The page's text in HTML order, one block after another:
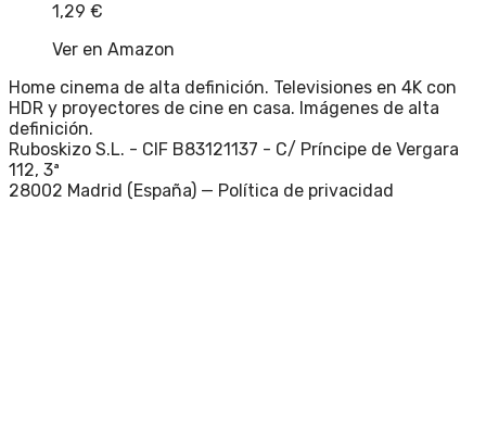
1,29 €
Ver en Amazon
Home cinema de alta definición. Televisiones en 4K con
HDR y proyectores de cine en casa. Imágenes de alta
definición.
Ruboskizo S.L. - CIF B83121137 - C/ Príncipe de Vergara
112, 3ª
28002 Madrid (España) — Política de privacidad